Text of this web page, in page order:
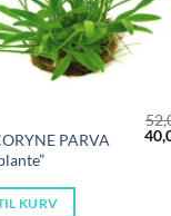
PARVA
Den
KURV